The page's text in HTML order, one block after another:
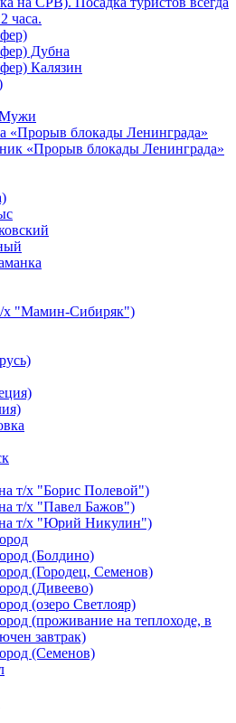
часа.
Дубна
Калязин
«Прорыв блокады Ленинграда»
«Прорыв блокады Ленинграда»
"Мамин-Сибиряк")
т/х "Борис Полевой")
т/х "Павел Бажов")
т/х "Юрий Никулин")
(Болдино)
(Городец, Семенов)
(Дивеево)
(озеро Светлояр)
(проживание на теплоходе, в
завтрак)
(Семенов)